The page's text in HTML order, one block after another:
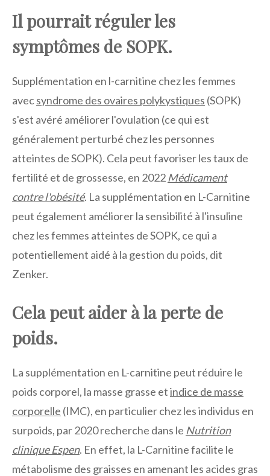
Il pourrait réguler les
symptômes de SOPK.
Supplémentation en l-carnitine chez les femmes
avecsyndrome des ovaires polykystiques (SOPK)
s'est avéré améliorer l'ovulation (ce qui est
généralement perturbé chez les personnes
atteintes de SOPK). Cela peut favoriser les taux de
fertilité et de grossesse, en 2022 Médicament
contre l'obésité. La supplémentation en L-Carnitine
peut également améliorer la sensibilité à l'insuline
chez les femmes atteintes de SOPK, ce qui a
potentiellement aidé à la gestion du poids, dit
Zenker.
Cela peut aider à la perte de
poids.
La supplémentation en L-carnitine peut réduire le
poids corporel, la masse grasse etindice de masse
corporelle (IMC), en particulier chez les individus en
surpoids, par 2020 recherche dans le Nutrition
clinique Espen. En effet, la L-Carnitine facilite le
métabolisme des graisses en amenant les acides gras